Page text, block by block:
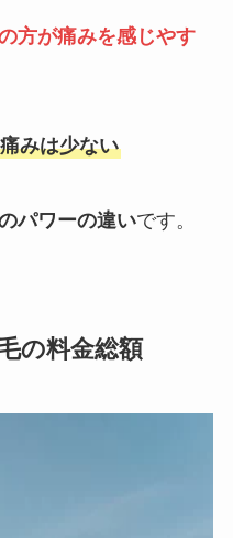
方が痛みを感じやす
みは少ない
パワーの違いです。
の料金総額